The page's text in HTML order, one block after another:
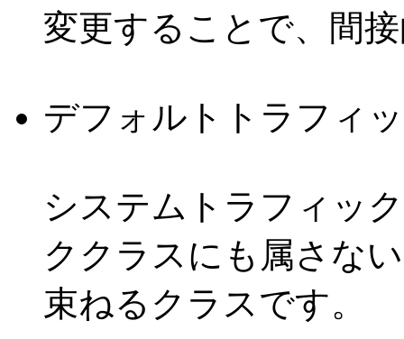
変更することで、間
デフォルトトラフィ
システムトラフィッ
ククラスにも属さな
束ねるクラスです。